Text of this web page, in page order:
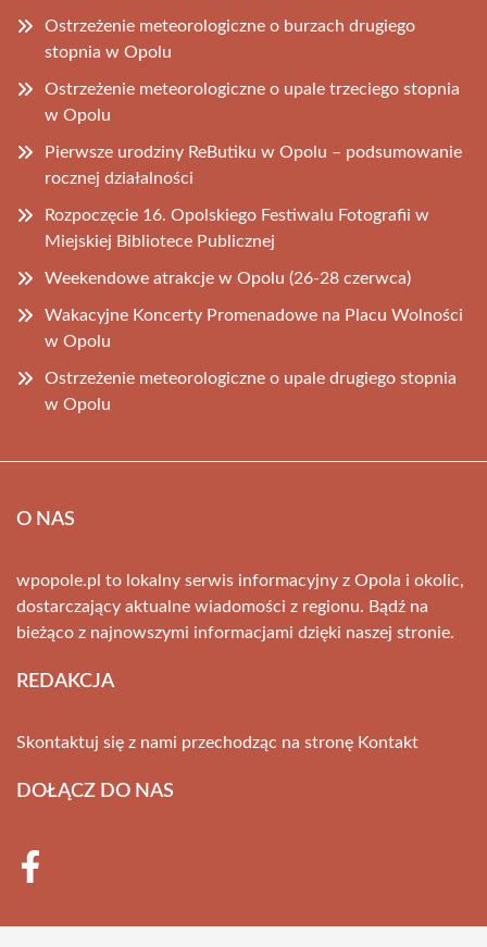
Ostrzeżenie meteorologiczne o burzach drugiego
stopnia w Opolu
Ostrzeżenie meteorologiczne o upale trzeciego stopnia
w Opolu
Pierwsze urodziny ReButiku w Opolu – podsumowanie
rocznej działalności
Rozpoczęcie 16. Opolskiego Festiwalu Fotografii w
Miejskiej Bibliotece Publicznej
Weekendowe atrakcje w Opolu (26-28 czerwca)
Wakacyjne Koncerty Promenadowe na Placu Wolności
w Opolu
Ostrzeżenie meteorologiczne o upale drugiego stopnia
w Opolu
O NAS
wpopole.pl to lokalny serwis informacyjny z Opola i okolic,
dostarczający aktualne wiadomości z regionu. Bądź na
bieżąco z najnowszymi informacjami dzięki naszej stronie.
REDAKCJA
Skontaktuj się z nami przechodząc na stronę Kontakt
DOŁĄCZ DO NAS